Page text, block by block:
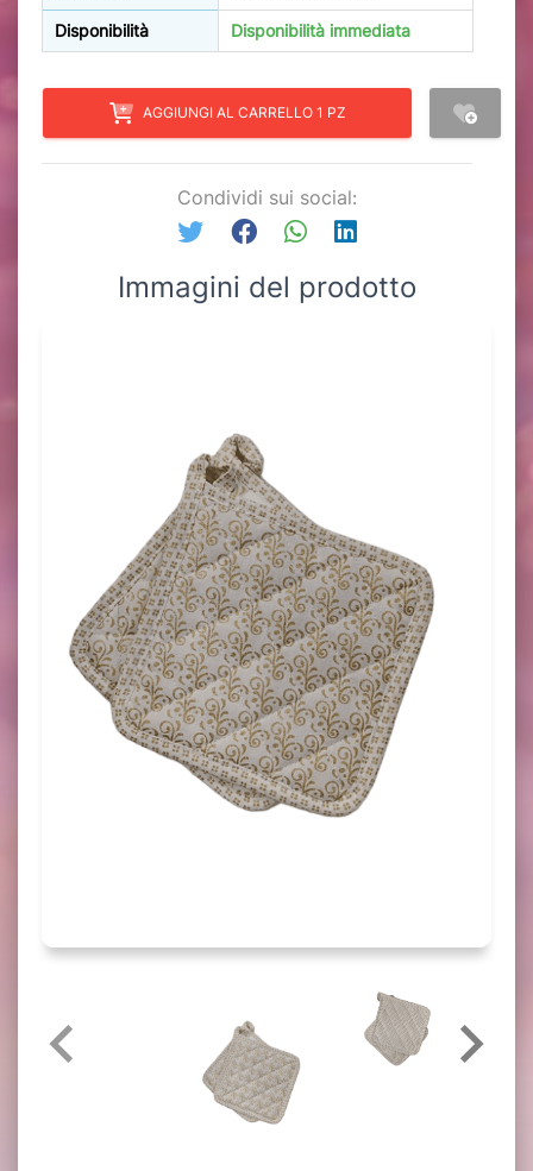
Disponibilità Disponibilità immediata
AGGIUNGI AL CARRELLO 1 PZ
Condividi sui social:
Immagini del prodotto